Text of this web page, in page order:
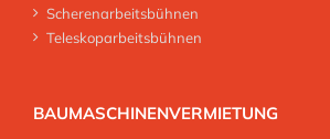
Scherenarbeitsbühnen
Teleskoparbeitsbühnen
BAUMASCHINENVERMIETUNG